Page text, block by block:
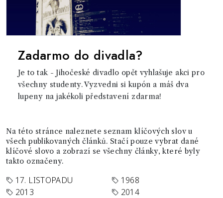
Zadarmo do divadla?
Je to tak - Jihočeské divadlo opět vyhlašuje akci pro
všechny studenty. Vyzvedni si kupón a máš dva
lupeny na jakékoli představení zdarma!
Na této stránce naleznete seznam klíčových slov u
všech publikovaných článků. Stačí pouze vybrat dané
klíčové slovo a zobrazí se všechny články, které byly
takto označeny.
17. LISTOPADU
1968
2013
2014